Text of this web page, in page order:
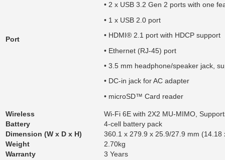
Port
• 2 x USB 3.2 Gen 2 ports with one
• 1 x USB 2.0 port
• HDMI® 2.1 port with HDCP support
• Ethernet (RJ-45) port
• 3.5 mm headphone/speaker jack,
• DC-in jack for AC adapter
• microSD™ Card reader
Wireless
Wi-Fi 6E with 2X2 MU-MIMO,
Battery
4-cell battery pack
Dimension (W x D x H)
360.1 x 279.9 x 25.9/27.9 mm (14.18
Weight
2.70kg
Warranty
3 Years